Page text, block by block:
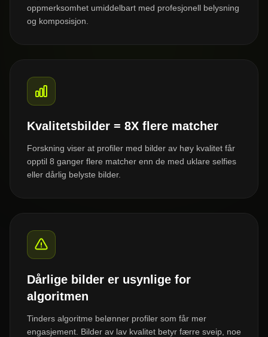
oppmerksomhet umiddelbart med profesjonell belysning
og komposisjon.
Kvalitetsbilder = 8X flere matcher
Forskning viser at profiler med bilder av høy kvalitet får
opptil 8 ganger flere matcher enn de med uklare selfies
eller dårlig belyste bilder.
Dårlige bilder er usynlige for
algoritmen
Tinders algoritme belønner profiler som får mer
engasjement. Bilder av lav kvalitet betyr færre sveip, noe